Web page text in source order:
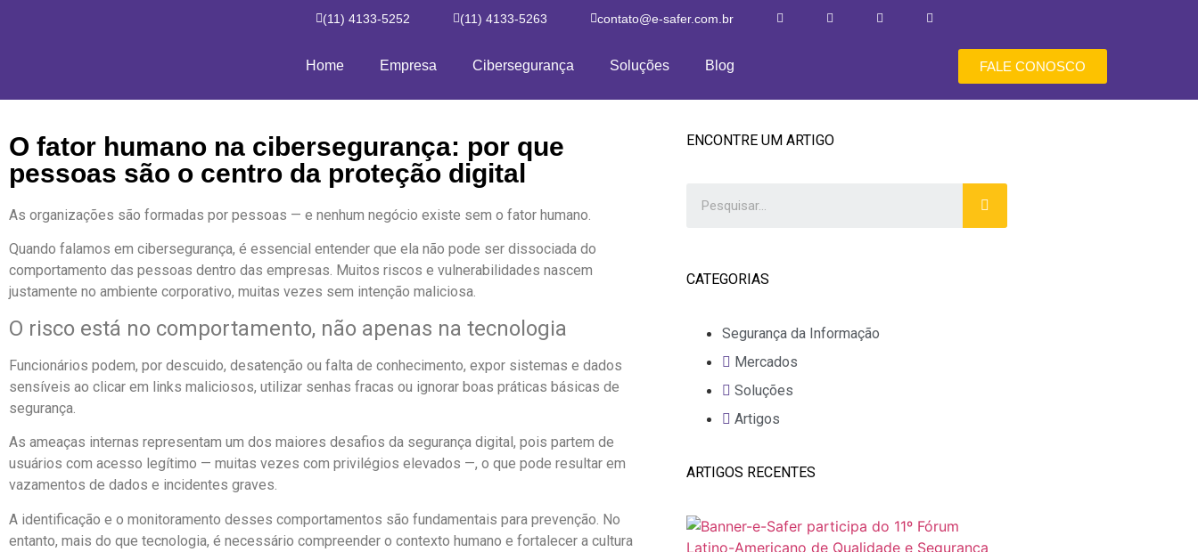
(11) 4133-5252 (11) 4133-5263 contato@e-safer.com.br
Home Empresa Cibersegurança Soluções Blog FALE CONOSCO
O fator humano na cibersegurança: por que
pessoas são o centro da proteção digital
As organizações são formadas por pessoas — e nenhum negócio existe sem o fator humano.
Quando falamos em cibersegurança, é essencial entender que ela não pode ser dissociada do
comportamento das pessoas dentro das empresas. Muitos riscos e vulnerabilidades nascem
justamente no ambiente corporativo, muitas vezes sem intenção maliciosa.
O risco está no comportamento, não apenas na tecnologia
Funcionários podem, por descuido, desatenção ou falta de conhecimento, expor sistemas e dados
sensíveis ao clicar em links maliciosos, utilizar senhas fracas ou ignorar boas práticas básicas de
segurança.
As ameaças internas representam um dos maiores desafios da segurança digital, pois partem de
usuários com acesso legítimo — muitas vezes com privilégios elevados —, o que pode resultar em
vazamentos de dados e incidentes graves.
A identificação e o monitoramento desses comportamentos são fundamentais para prevenção. No
entanto, mais do que tecnologia, é necessário compreender o contexto humano e fortalecer a cultura
ENCONTRE UM ARTIGO
CATEGORIAS
Segurança da Informação
Mercados
Soluções
Artigos
ARTIGOS RECENTES